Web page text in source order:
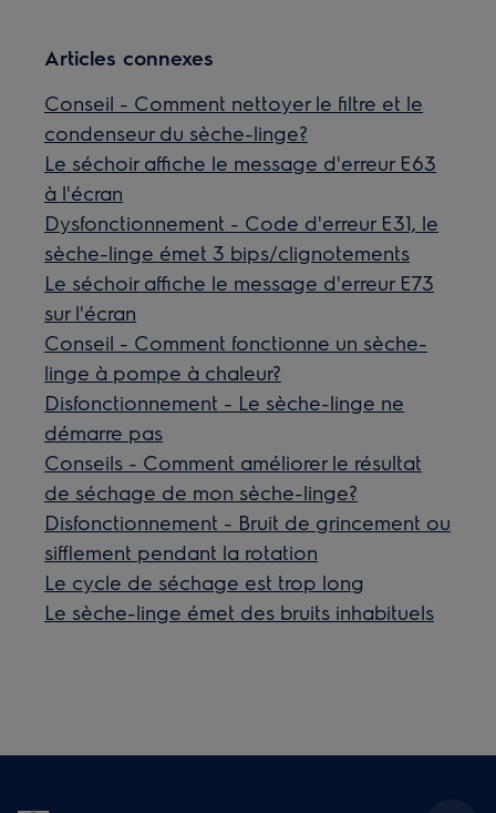
Articles connexes
Conseil - Comment nettoyer le filtre et le
condenseur du sèche-linge?
Le séchoir affiche le message d'erreur E63
à l'écran
Dysfonctionnement - Code d'erreur E31, le
sèche-linge émet 3 bips/clignotements
Le séchoir affiche le message d'erreur E73
sur l'écran
Conseil - Comment fonctionne un sèche-
linge à pompe à chaleur?
Disfonctionnement - Le sèche-linge ne
démarre pas
Conseils - Comment améliorer le résultat
de séchage de mon sèche-linge?
Disfonctionnement - Bruit de grincement ou
sifflement pendant la rotation
Le cycle de séchage est trop long
Le sèche-linge émet des bruits inhabituels